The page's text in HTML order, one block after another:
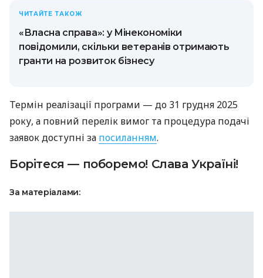
ЧИТАЙТЕ ТАКОЖ
«Власна справа»: у Мінекономіки
повідомили, скільки ветеранів отримають
гранти на розвиток бізнесу
Термін реалізації програми — до 31 грудня 2025
року, а повний перелік вимог та процедура подачі
заявок доступні за посиланням.
Борітеся — поборемо! Слава Україні!
За матеріалами: